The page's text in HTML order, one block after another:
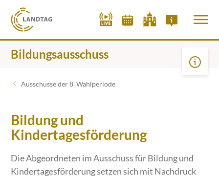
Bildungsausschuss
Ausschüsse der 8. Wahlperiode
Bildung und
Kindertagesförderung
Die Abgeordneten im Ausschuss für Bildung und
Kindertagesförderung setzen sich mit Nachdruck